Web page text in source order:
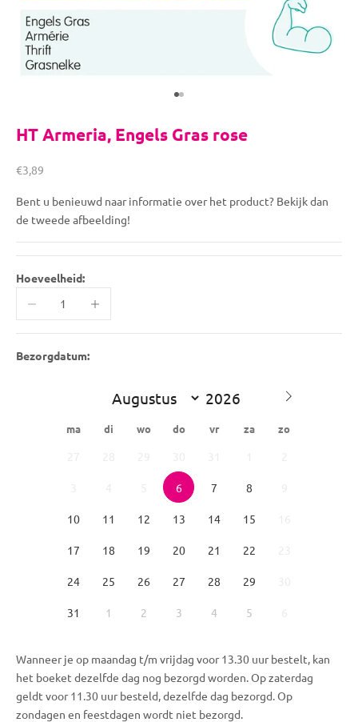
Naar artikel 1
Naar artikel 2
HT Armeria, Engels Gras rose
Aanbiedingsprijs
€3,89
Bent u benieuwd naar informatie over het product? Bekijk dan
de tweede afbeelding!
Hoeveelheid:
Bezorgdatum:
ma di wo do vr za zo
6 7 8
10 11 12 13 14 15
17 18 19 20 21 22
24 25 26 27 28 29
31 1 2 3 4 5
Wanneer je op maandag t/m vrijdag voor 13.30 uur bestelt, kan
het boeket dezelfde dag nog bezorgd worden. Op zaterdag
geldt voor 11.30 uur besteld, dezelfde dag bezorgd. Op
zondagen en feestdagen wordt niet bezorgd.